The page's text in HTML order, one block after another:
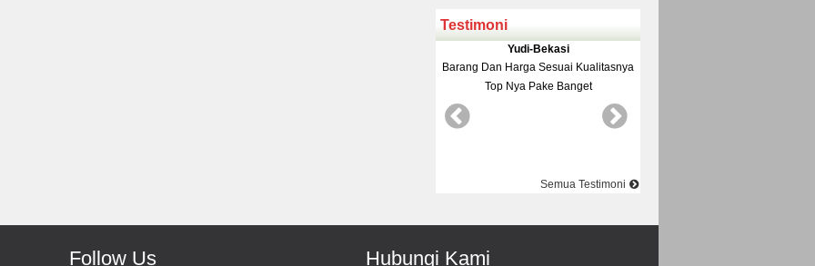
Testimoni
Yudi-Bekasi
Barang Dan Harga Sesuai Kualitasnya
Top Nya Pake Banget
Semua Testimoni
Follow Us Hubungi Kami